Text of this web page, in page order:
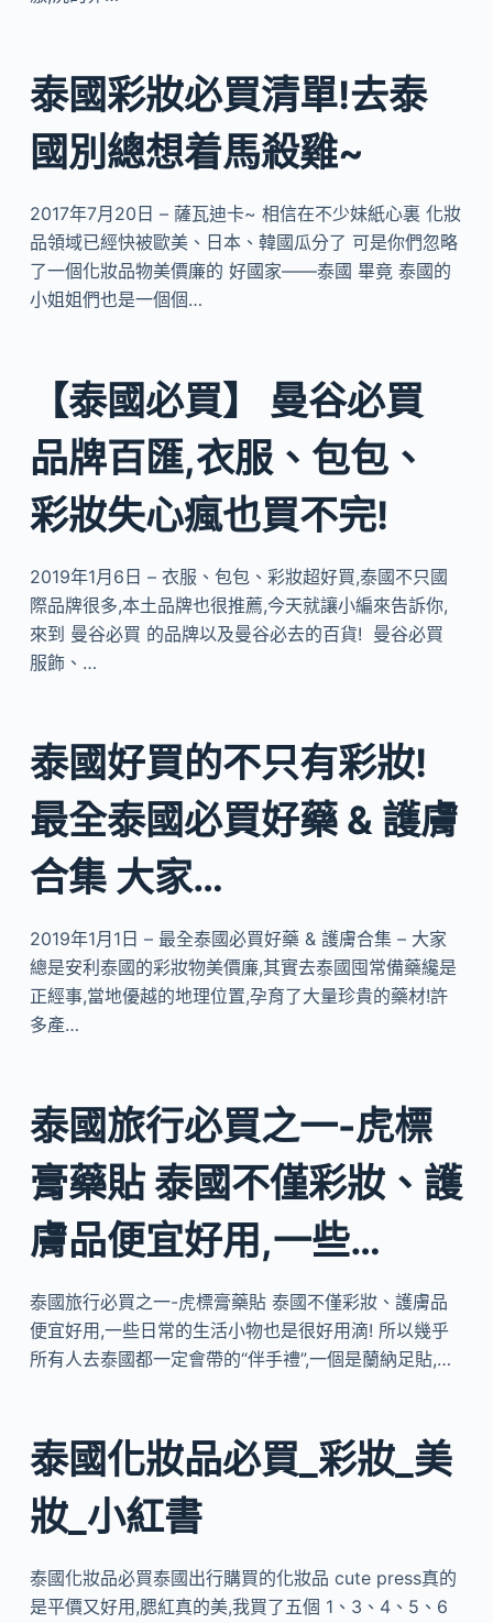
泰國彩妝必買清單!去泰
國別總想着馬殺雞~
2017年7月20日 – 薩瓦迪卡~ 相信在不少妹紙心裏 化妝
品領域已經快被歐美、日本、韓國瓜分了 可是你們忽略
了一個化妝品物美價廉的 好國家——泰國 畢竟 泰國的
小姐姐們也是一個個…
【泰國必買】 曼谷必買
品牌百匯,衣服、包包、
彩妝失心瘋也買不完!
2019年1月6日 – 衣服、包包、彩妝超好買,泰國不只國
際品牌很多,本土品牌也很推薦,今天就讓小編來告訴你,
來到 曼谷必買 的品牌以及曼谷必去的百貨! 曼谷必買
服飾、…
泰國好買的不只有彩妝!
最全泰國必買好藥 & 護膚
合集 大家…
2019年1月1日 – 最全泰國必買好藥 & 護膚合集 – 大家
總是安利泰國的彩妝物美價廉,其實去泰國囤常備藥纔是
正經事,當地優越的地理位置,孕育了大量珍貴的藥材!許
多產…
泰國旅行必買之一-虎標
膏藥貼 泰國不僅彩妝、護
膚品便宜好用,一些…
泰國旅行必買之一-虎標膏藥貼 泰國不僅彩妝、護膚品
便宜好用,一些日常的生活小物也是很好用滴! 所以幾乎
所有人去泰國都一定會帶的“伴手禮”,一個是蘭納足貼,…
泰國化妝品必買_彩妝_美
妝_小紅書
泰國化妝品必買泰國出行購買的化妝品 cute press真的
是平價又好用,腮紅真的美,我買了五個 1、3、4、5、6